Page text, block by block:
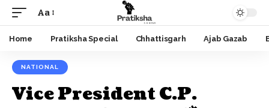
Font
Resizer
Aa
Home Pratiksha Special Chhattisgarh Ajab Gazab
NATIONAL
Vice President C.P.